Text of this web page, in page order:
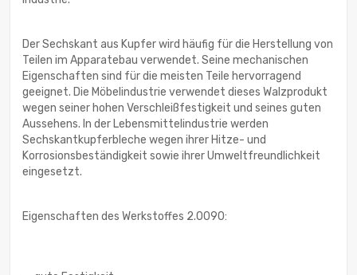
Der Sechskant aus Kupfer wird häufig für die Herstellung von
Teilen im Apparatebau verwendet. Seine mechanischen
Eigenschaften sind für die meisten Teile hervorragend
geeignet. Die Möbelindustrie verwendet dieses Walzprodukt
wegen seiner hohen Verschleißfestigkeit und seines guten
Aussehens. In der Lebensmittelindustrie werden
Sechskantkupferbleche wegen ihrer Hitze- und
Korrosionsbeständigkeit sowie ihrer Umweltfreundlichkeit
eingesetzt.
Eigenschaften des Werkstoffes 2.0090: